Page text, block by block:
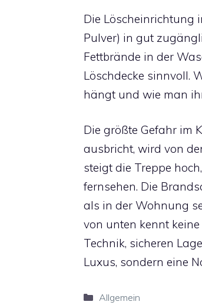
Die Löscheinrichtung
Pulver) in gut
Fettbrände in der
Löschdecke sinnvoll.
hängt und wie man
Die größte Gefahr im
ausbricht, wird von
steigt die Treppe
fernsehen. Die
als in der Wohnung
von unten kennt
Technik, sicheren
Luxus, sondern eine
Kategorien
Allgemein